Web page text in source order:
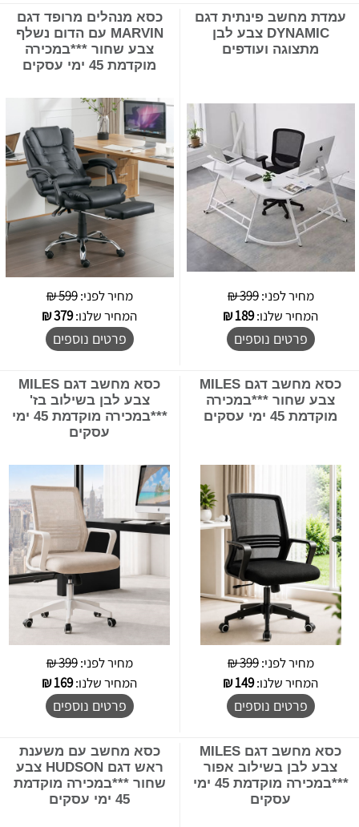
עמדת מחשב פינתית דגם
DYNAMIC צבע לבן
מתצוגה ועודפים
מחיר לפני:399 ₪
המחיר שלנו:189
₪
פרטים נוספים
כסא מנהלים מרופד דגם
MARVIN עם הדום נשלף
צבע שחור ***במכירה
מוקדמת 45 ימי עסקים
מחיר לפני:599 ₪
המחיר שלנו:379
₪
פרטים נוספים
כסא מחשב דגם MILES
צבע שחור ***במכירה
מוקדמת 45 ימי עסקים
מחיר לפני:399 ₪
המחיר שלנו:149
₪
פרטים נוספים
כסא מחשב דגם MILES
צבע לבן בשילוב בז'
***במכירה מוקדמת 45 ימי
עסקים
מחיר לפני:399 ₪
המחיר שלנו:169
₪
פרטים נוספים
כסא מחשב דגם MILES
צבע לבן בשילוב אפור
***במכירה מוקדמת 45 ימי
עסקים
כסא מחשב עם משענת
ראש דגם HUDSON צבע
שחור ***במכירה מוקדמת
45 ימי עסקים